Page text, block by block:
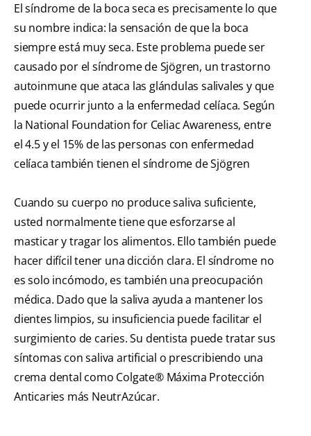
El síndrome de la boca seca es precisamente lo que
su nombre indica: la sensación de que la boca
siempre está muy seca. Este problema puede ser
causado por el síndrome de Sjögren, un trastorno
autoinmune que ataca las glándulas salivales y que
puede ocurrir junto a la enfermedad celíaca. Según
la National Foundation for Celiac Awareness, entre
el 4.5 y el 15% de las personas con enfermedad
celíaca también tienen el síndrome de Sjögren
Cuando su cuerpo no produce saliva suficiente,
usted normalmente tiene que esforzarse al
masticar y tragar los alimentos. Ello también puede
hacer difícil tener una dicción clara. El síndrome no
es solo incómodo, es también una preocupación
médica. Dado que la saliva ayuda a mantener los
dientes limpios, su insuficiencia puede facilitar el
surgimiento de caries. Su dentista puede tratar sus
síntomas con saliva artificial o prescribiendo una
crema dental como Colgate® Máxima Protección
Anticaries más NeutrAzúcar.